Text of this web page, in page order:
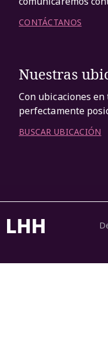
CONTÁCTANOS
Nuestras
Con ubicaciones
perfectamente
BUSCAR UBICACIÓN